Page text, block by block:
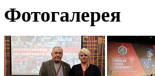
Фотогалерея